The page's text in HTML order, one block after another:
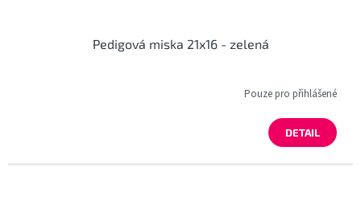
Pedigová miska 21x16 - zelená
Pouze pro přihlášené
DETAIL